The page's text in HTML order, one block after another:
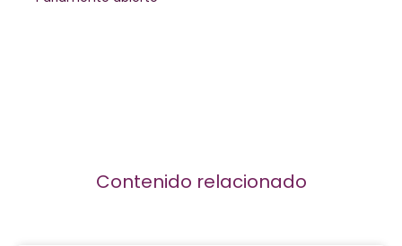
Contenido relacionado